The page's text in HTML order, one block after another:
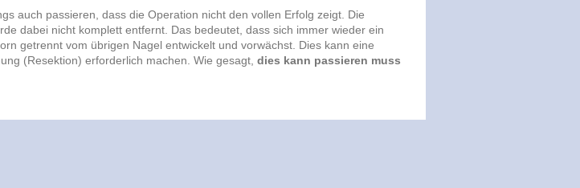
auch passieren, dass die Operation nicht den vollen Erfolg zeigt. Die
dabei nicht komplett entfernt. Das bedeutet, dass sich immer wieder ein
getrennt vom übrigen Nagel entwickelt und vorwächst. Dies kann eine
(Resektion) erforderlich machen. Wie gesagt,dies kann passieren muss